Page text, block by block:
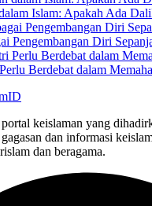
Islam: Apakah Ada
Pengembangan Diri
Berdebat dalam
keislaman yang
dan informasi
dan beragama.